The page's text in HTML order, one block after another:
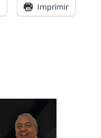
Imprimir